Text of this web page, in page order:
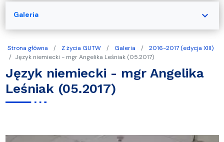
Strona główna Z życia GUTW Galeria
2016-2017 (edycja XIII)
Język niemiecki - mgr Angelika Leśniak (05.2017)
Język niemiecki - mgr Angelika
Leśniak (05.2017)
Galeria expand_more